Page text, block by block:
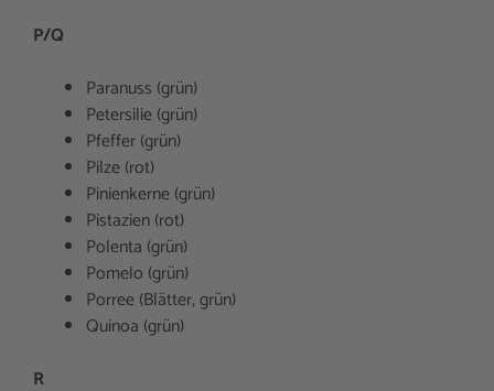
P/Q
Paranuss (grün)
Petersilie (grün)
Pfeffer (grün)
Pilze (rot)
Pinienkerne (grün)
Pistazien (rot)
Polenta (grün)
Pomelo (grün)
Porree (Blätter, grün)
Quinoa (grün)
R